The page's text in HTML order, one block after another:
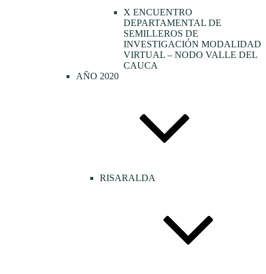
X ENCUENTRO
DEPARTAMENTAL DE
SEMILLEROS DE
INVESTIGACIÓN MODALIDAD
VIRTUAL – NODO VALLE DEL
CAUCA
AÑO 2020
RISARALDA